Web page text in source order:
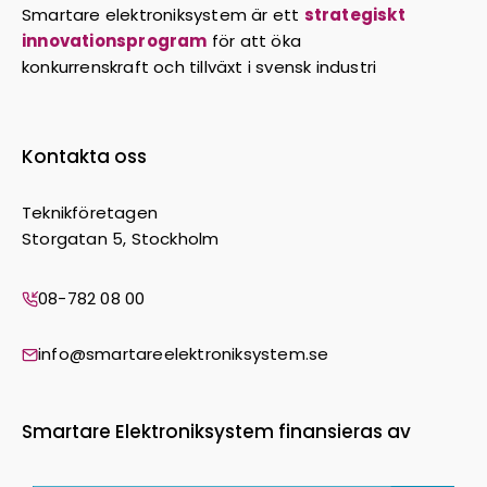
Smartare elektroniksystem är ett strategiskt
innovationsprogram för att öka
konkurrenskraft och tillväxt i svensk industri
Kontakta oss
Teknikföretagen
Storgatan 5, Stockholm
08-782 08 00
info@smartareelektroniksystem.se
Smartare Elektroniksystem finansieras av